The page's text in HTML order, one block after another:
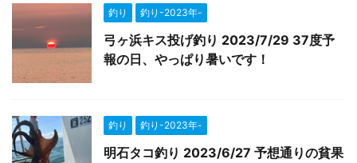
釣り 釣り-2023年-
弓ヶ浜キス投げ釣り 2023/7/29 37度予
報の日、やっぱり暑いです！
釣り 釣り-2023年-
明石タコ釣り 2023/6/27 予想通りの貧果